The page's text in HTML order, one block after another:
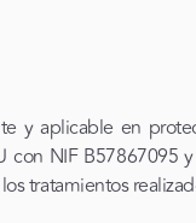
y aplicable en
con NIF B57867095
tratamientos